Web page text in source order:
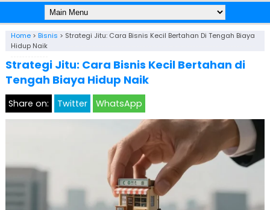
Home> Bisnis > Strategi Jitu: Cara Bisnis Kecil Bertahan Di Tengah Biaya
Hidup Naik
Strategi Jitu: Cara Bisnis Kecil Bertahan di
Tengah Biaya Hidup Naik
Share on: Twitter WhatsApp